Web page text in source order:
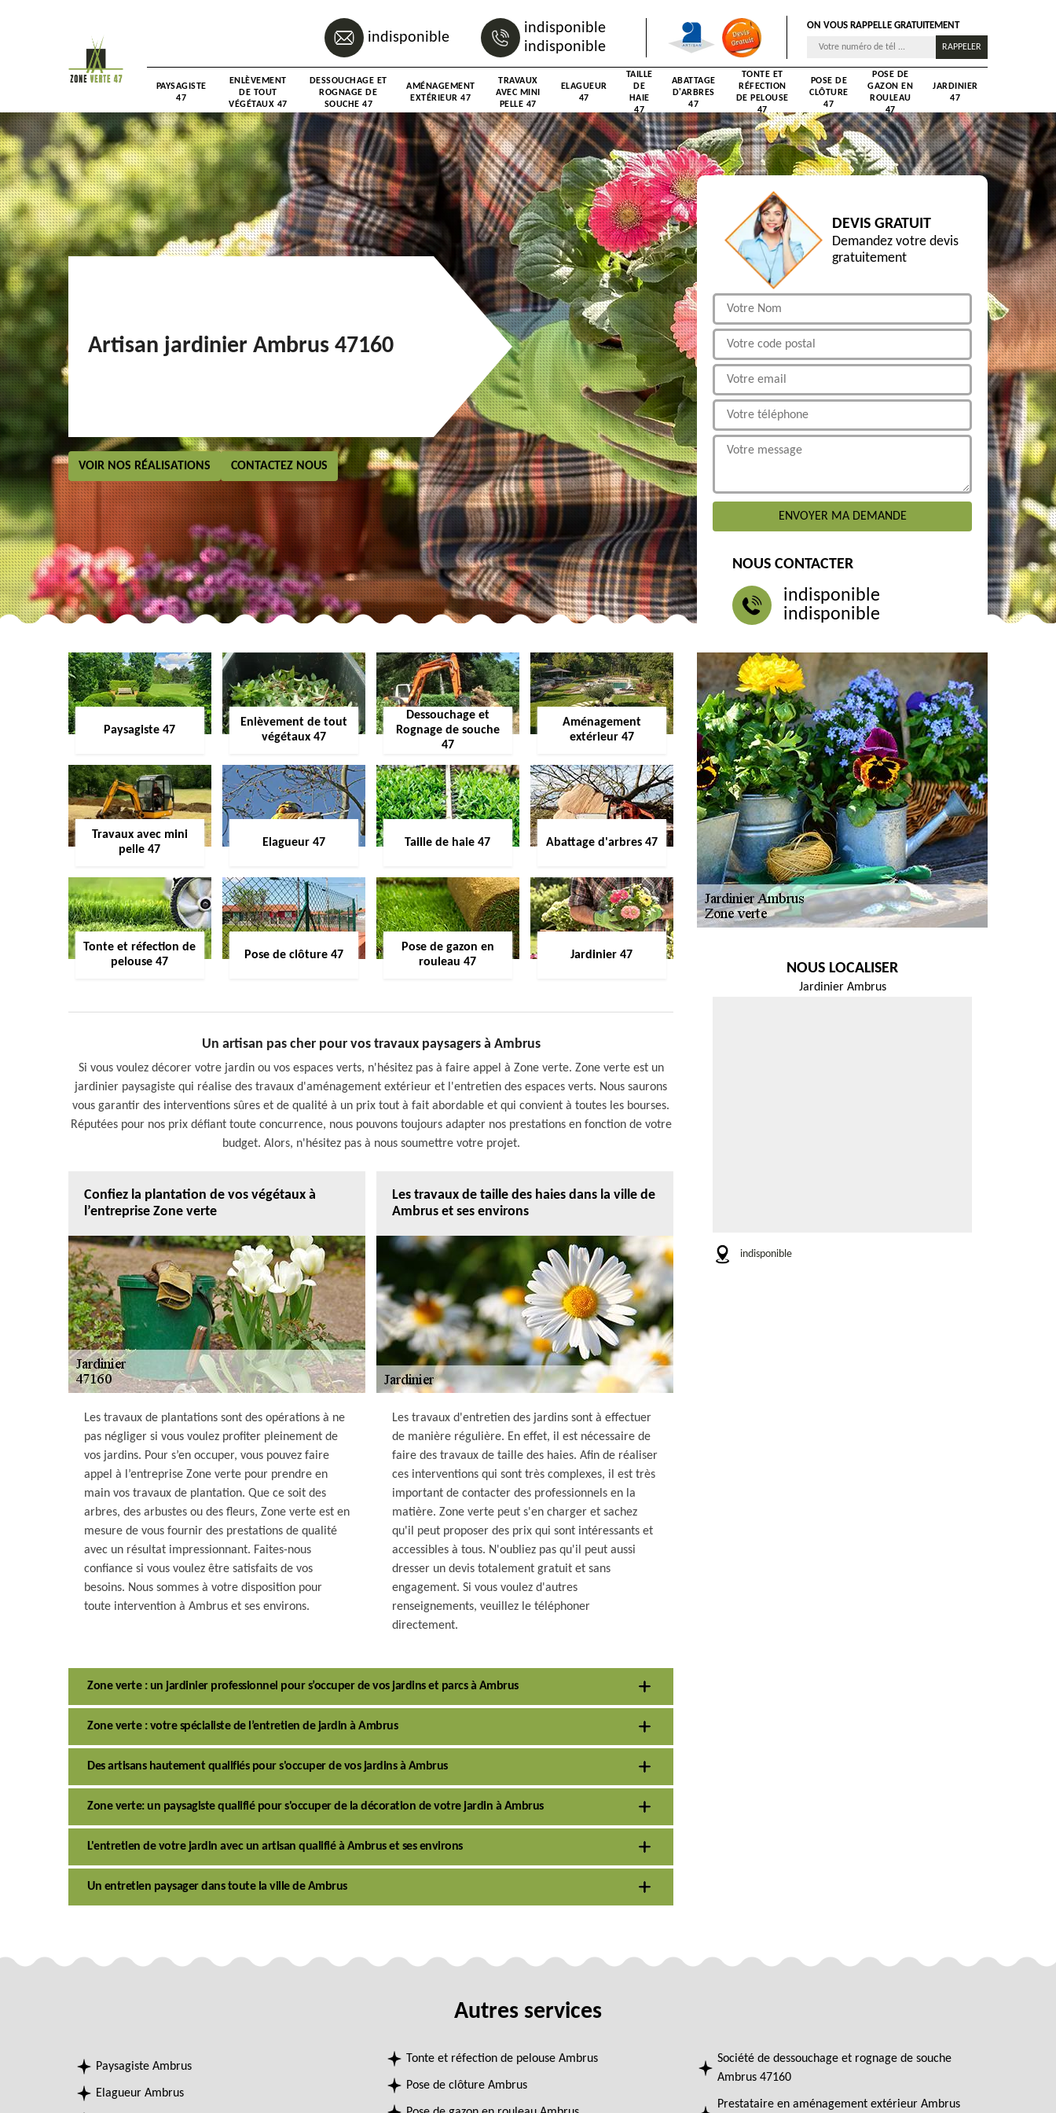
indisponible
indisponible
indisponible
ON VOUS RAPPELLE GRATUITEMENT
PAYSAGISTE
47
ENLÈVEMENT
DE TOUT
VÉGÉTAUX 47
DESSOUCHAGE ET
ROGNAGE DE
SOUCHE 47
AMÉNAGEMENT
EXTÉRIEUR 47
TRAVAUX
AVEC MINI
PELLE 47
ELAGUEUR
47
TAILLE
DE
HAIE
47
ABATTAGE
D'ARBRES
47
TONTE ET
RÉFECTION
DE PELOUSE
47
POSE DE
CLÔTURE
47
POSE DE
GAZON EN
ROULEAU
47
JARDINIER
47
Artisan jardinier Ambrus 47160
VOIR NOS RÉALISATIONS CONTACTEZ NOUS
Paysagiste 47
Enlèvement de tout
végétaux 47
Dessouchage et
Rognage de souche
47
Aménagement
extérieur 47
Travaux avec mini
pelle 47
Elagueur 47 Taille de haie 47 Abattage d'arbres 47
Tonte et réfection de
pelouse 47
Pose de clôture 47
Pose de gazon en
rouleau 47
Jardinier 47
Un artisan pas cher pour vos travaux paysagers à Ambrus
Si vous voulez décorer votre jardin ou vos espaces verts, n'hésitez pas à faire appel à Zone verte. Zone verte est un
jardinier paysagiste qui réalise des travaux d'aménagement extérieur et l'entretien des espaces verts. Nous saurons
vous garantir des interventions sûres et de qualité à un prix tout à fait abordable et qui convient à toutes les bourses.
Réputées pour nos prix défiant toute concurrence, nous pouvons toujours adapter nos prestations en fonction de votre
budget. Alors, n'hésitez pas à nous soumettre votre projet.
Confiez la plantation de vos végétaux à
l’entreprise Zone verte
Les travaux de plantations sont des opérations à ne
pas négliger si vous voulez profiter pleinement de
vos jardins. Pour s’en occuper, vous pouvez faire
appel à l’entreprise Zone verte pour prendre en
main vos travaux de plantation. Que ce soit des
arbres, des arbustes ou des fleurs, Zone verte est en
mesure de vous fournir des prestations de qualité
avec un résultat impressionnant. Faites-nous
confiance si vous voulez être satisfaits de vos
besoins. Nous sommes à votre disposition pour
toute intervention à Ambrus et ses environs.
Les travaux de taille des haies dans la ville de
Ambrus et ses environs
Les travaux d'entretien des jardins sont à effectuer
de manière régulière. En effet, il est nécessaire de
faire des travaux de taille des haies. Afin de réaliser
ces interventions qui sont très complexes, il est très
important de contacter des professionnels en la
matière. Zone verte peut s'en charger et sachez
qu'il peut proposer des prix qui sont intéressants et
accessibles à tous. N'oubliez pas qu'il peut aussi
dresser un devis totalement gratuit et sans
engagement. Si vous voulez d'autres
renseignements, veuillez le téléphoner
directement.
Zone verte : un jardinier professionnel pour s’occuper de vos jardins et parcs à Ambrus
Zone verte : votre spécialiste de l’entretien de jardin à Ambrus
Des artisans hautement qualifiés pour s'occuper de vos jardins à Ambrus
Zone verte: un paysagiste qualifié pour s'occuper de la décoration de votre jardin à Ambrus
L'entretien de votre jardin avec un artisan qualifié à Ambrus et ses environs
Un entretien paysager dans toute la ville de Ambrus
DEVIS GRATUIT
Demandez votre devis
gratuitement
NOUS CONTACTER
indisponible
indisponible
NOUS LOCALISER
Jardinier Ambrus
indisponible
Autres services
Paysagiste Ambrus
Elagueur Ambrus
Tonte et réfection de pelouse Ambrus
Pose de clôture Ambrus
Société de dessouchage et rognage de souche
Ambrus 47160
Prestataire en aménagement extérieur Ambrus